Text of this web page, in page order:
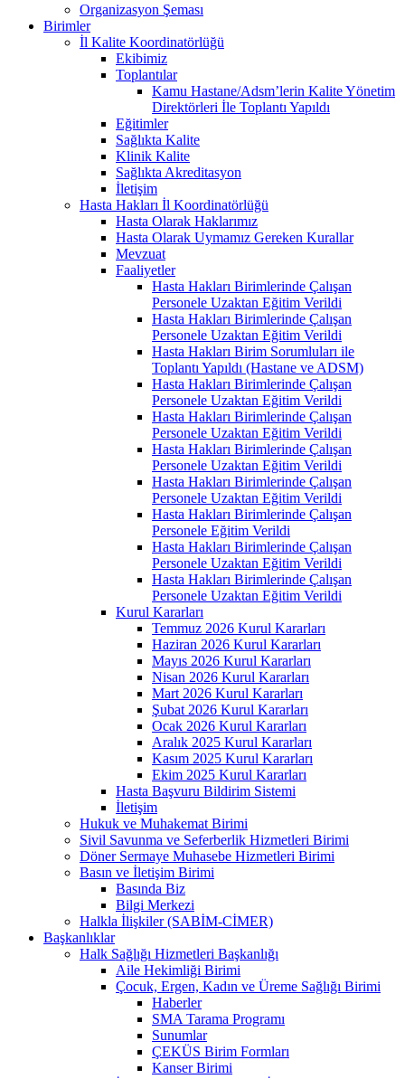
Organizasyon Şeması
Birimler
İl Kalite Koordinatörlüğü
Ekibimiz
Toplantılar
Kamu Hastane/Adsm’lerin Kalite Yönetim
Direktörleri İle Toplantı Yapıldı
Eğitimler
Sağlıkta Kalite
Klinik Kalite
Sağlıkta Akreditasyon
İletişim
Hasta Hakları İl Koordinatörlüğü
Hasta Olarak Haklarımız
Hasta Olarak Uymamız Gereken Kurallar
Mevzuat
Faaliyetler
Hasta Hakları Birimlerinde Çalışan
Personele Uzaktan Eğitim Verildi
Hasta Hakları Birimlerinde Çalışan
Personele Uzaktan Eğitim Verildi
Hasta Hakları Birim Sorumluları ile
Toplantı Yapıldı (Hastane ve ADSM)
Hasta Hakları Birimlerinde Çalışan
Personele Uzaktan Eğitim Verildi
Hasta Hakları Birimlerinde Çalışan
Personele Uzaktan Eğitim Verildi
Hasta Hakları Birimlerinde Çalışan
Personele Uzaktan Eğitim Verildi
Hasta Hakları Birimlerinde Çalışan
Personele Uzaktan Eğitim Verildi
Hasta Hakları Birimlerinde Çalışan
Personele Eğitim Verildi
Hasta Hakları Birimlerinde Çalışan
Personele Uzaktan Eğitim Verildi
Hasta Hakları Birimlerinde Çalışan
Personele Uzaktan Eğitim Verildi
Kurul Kararları
Temmuz 2026 Kurul Kararları
Haziran 2026 Kurul Kararları
Mayıs 2026 Kurul Kararları
Nisan 2026 Kurul Kararları
Mart 2026 Kurul Kararları
Şubat 2026 Kurul Kararları
Ocak 2026 Kurul Kararları
Aralık 2025 Kurul Kararları
Kasım 2025 Kurul Kararları
Ekim 2025 Kurul Kararları
Hasta Başvuru Bildirim Sistemi
İletişim
Hukuk ve Muhakemat Birimi
Sivil Savunma ve Seferberlik Hizmetleri Birimi
Döner Sermaye Muhasebe Hizmetleri Birimi
Basın ve İletişim Birimi
Basında Biz
Bilgi Merkezi
Halkla İlişkiler (SABİM-CİMER)
Başkanlıklar
Halk Sağlığı Hizmetleri Başkanlığı
Aile Hekimliği Birimi
Çocuk, Ergen, Kadın ve Üreme Sağlığı Birimi
Haberler
SMA Tarama Programı
Sunumlar
ÇEKÜS Birim Formları
Kanser Birimi